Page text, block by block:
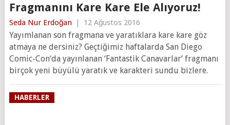
Fragmanını Kare Kare Ele Alıyoruz!
Seda Nur Erdoğan | 12 Ağustos 2016
Yayımlanan son fragmana ve yaratıklara kare kare göz
atmaya ne dersiniz? Geçtiğimiz haftalarda San Diego
Comic-Con‘da yayınlanan ‘Fantastik Canavarlar‘ fragmanı
birçok yeni büyülü yaratık ve karakteri sundu bizlere.
HABERLER